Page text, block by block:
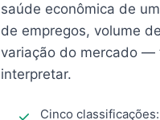
saúde econômica de
de empregos, volume
variação do mercado —
interpretar.
Cinco classificações: